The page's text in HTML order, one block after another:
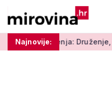
Najnovije:
Druženje, tjelovježba i